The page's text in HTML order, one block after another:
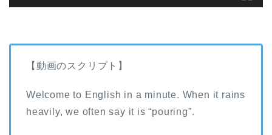
【動画のスクリプト】
Welcome to English in a minute. When it rains
heavily, we often say it is “pouring”.